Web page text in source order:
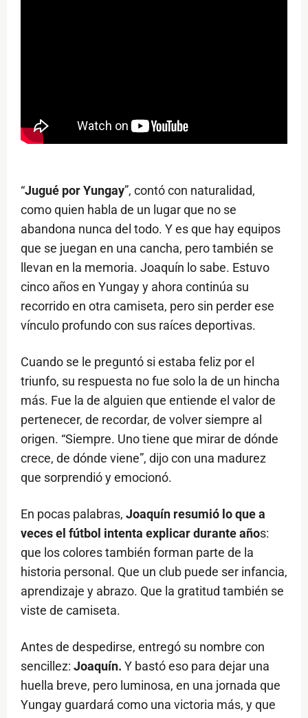
“Jugué por Yungay”, contó con naturalidad,
como quien habla de un lugar que no se
abandona nunca del todo. Y es que hay equipos
que se juegan en una cancha, pero también se
llevan en la memoria. Joaquín lo sabe. Estuvo
cinco años en Yungay y ahora continúa su
recorrido en otra camiseta, pero sin perder ese
vínculo profundo con sus raíces deportivas.
Cuando se le preguntó si estaba feliz por el
triunfo, su respuesta no fue solo la de un hincha
más. Fue la de alguien que entiende el valor de
pertenecer, de recordar, de volver siempre al
origen. “Siempre. Uno tiene que mirar de dónde
crece, de dónde viene”, dijo con una madurez
que sorprendió y emocionó.
En pocas palabras, Joaquín resumió lo que a
veces el fútbol intenta explicar durante años:
que los colores también forman parte de la
historia personal. Que un club puede ser infancia,
aprendizaje y abrazo. Que la gratitud también se
viste de camiseta.
Antes de despedirse, entregó su nombre con
sencillez: Joaquín. Y bastó eso para dejar una
huella breve, pero luminosa, en una jornada que
Yungay guardará como una victoria más, y que